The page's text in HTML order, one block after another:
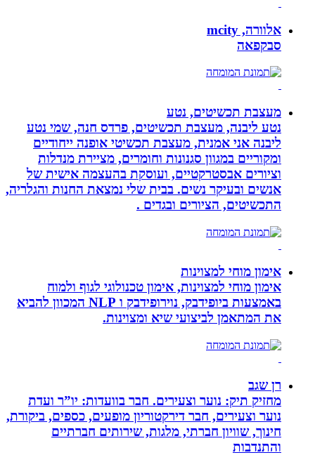
אלוורה, mcity
סבקפאה
מעצבת תכשיטים, נטע
נטע ליבנה, מעצבת תכשיטים, פרדס חנה, שמי נטע
ליבנה אני אמנית, מעצבת תכשיטי אופנה ייחודיים
ומקוריים במגוון סגנונות וחומרים, מציירת מנדלות
וציורים אבסטרקטיים, ועוסקת בהעצמה אישית של
אנשים ובעיקר נשים. בבית שלי נמצאת החנות והגלריה,
התכשיטים, הציורים ובגדים .
אימון מוחי למצוינות
אימון מוחי למצוינות, אימון טכנולוגי לגוף ולמוח
באמצעות ביופידבק, נוירופידבק ו NLP המכוון להביא
את המתאמן לביצועי שיא ומצוינות.
רן שגב
מחזיק תיק: נוער וצעירים. חבר בוועדות: יו”ר ועדת
נוער וצעירים, חבר דירקטוריון מופעים, כספים, ביקורת,
חינוך, שוויון חברתי, מלגות, שירותים חברתיים
והתנדבות